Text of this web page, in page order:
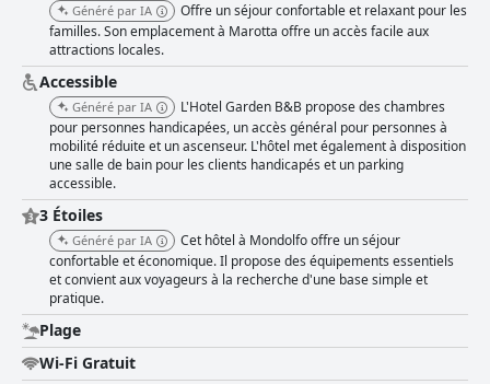
fantastique et un refuge parfait pour se rafraîchir, particulièrement
appréciée par les familles et ceux qui recherchent la détente. Le
personnel de l'hôtel est fréquemment mis en avant pour son
exceptionnelle convivialité et son hospitalité. Les clients se sentent chez
eux grâce à la nature accueillante des propriétaires et du personnel, qui
se surpassent constamment pour assurer un séjour agréable, en
fournissant des conseils précieux et une atmosphère chaleureuse. En
plus de son excellent emplacement en bord de mer, l'hôtel offre des
commodités bien pensées telles que des chaises longues et des
serviettes et a un arrangement avec une plage locale, améliorant
l'expérience balnéaire. Bien qu'il y ait des critiques mitigées concernant
le confort des lits, certains notant des matelas durs et des oreillers de
mauvaise qualité, le consensus général reste positif en raison du service
exceptionnel et des nombreux avantages offerts. En résumé, l'Hotel
Garden B&B est célébré pour son emplacement stratégique, son
excellent petit-déjeuner, sa propreté impeccable, sa piscine agréable et
son personnel chaleureux et amical, assurant un séjour confortable et
agréable à tous les clients.
Généré par IA
Offre un séjour confortable et relaxant pour les
familles. Son emplacement à Marotta offre un accès facile aux
attractions locales.
Accessible
Généré par IA
L'Hotel Garden B&B propose des chambres
pour personnes handicapées, un accès général pour personnes à
mobilité réduite et un ascenseur. L'hôtel met également à disposition
une salle de bain pour les clients handicapés et un parking
accessible.
3 Étoiles
Généré par IA
Cet hôtel à Mondolfo offre un séjour
confortable et économique. Il propose des équipements essentiels
et convient aux voyageurs à la recherche d'une base simple et
pratique.
Plage
Wi-Fi Gratuit